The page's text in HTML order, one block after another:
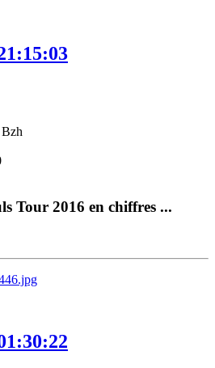
Tour 2016 en chiffres ...